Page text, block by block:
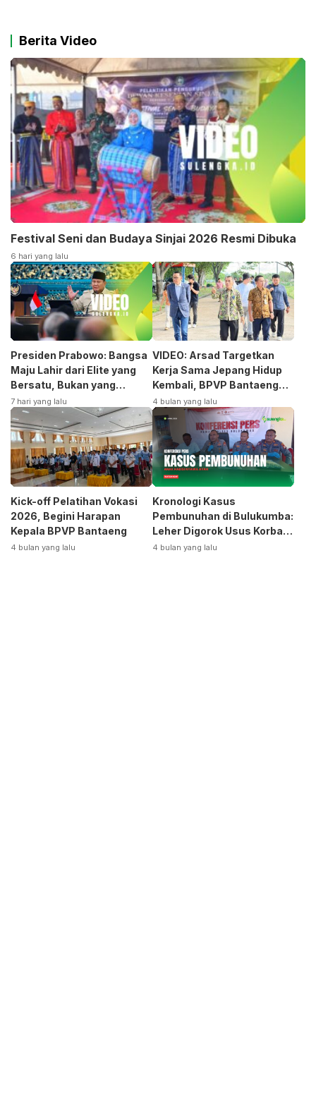
Berita Video
Festival Seni dan Budaya Sinjai 2026 Resmi Dibuka
6 hari yang lalu
Presiden Prabowo: Bangsa
Maju Lahir dari Elite yang
Bersatu, Bukan yang
Terpecah
7 hari yang lalu
VIDEO: Arsad Targetkan
Kerja Sama Jepang Hidup
Kembali, BPVP Bantaeng
Siap Bangkitkan Jurusan
Otomotif
4 bulan yang lalu
Kick-off Pelatihan Vokasi
2026, Begini Harapan
Kepala BPVP Bantaeng
4 bulan yang lalu
Kronologi Kasus
Pembunuhan di Bulukumba:
Leher Digorok Usus Korban
Dikeluarkan
4 bulan yang lalu